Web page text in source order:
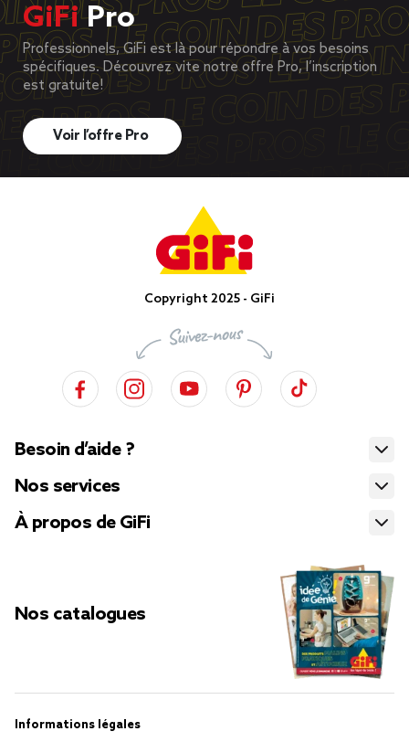
GiFiPro
Professionnels, GiFi est là pour répondre à vos besoins
spécifiques. Découvrez vite notre offre Pro, l’inscription
est gratuite!
Voir l’offre Pro
Copyright 2025 - GiFi
Besoin d’aide ?
Nos services
À propos de GiFi
Nos catalogues
Informations légales